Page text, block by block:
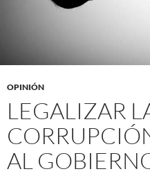
OPINIÓN
LEGALIZAR
AL